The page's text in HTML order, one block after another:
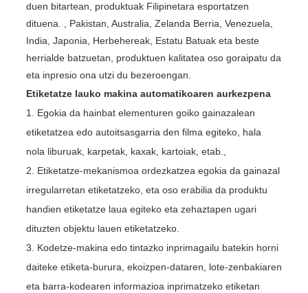
duen bitartean, produktuak Filipinetara esportatzen
dituena. , Pakistan, Australia, Zelanda Berria, Venezuela,
India, Japonia, Herbehereak, Estatu Batuak eta beste
herrialde batzuetan, produktuen kalitatea oso goraipatu da
eta inpresio ona utzi du bezeroengan.
Etiketatze lauko makina automatikoaren aurkezpena
1. Egokia da hainbat elementuren goiko gainazalean
etiketatzea edo autoitsasgarria den filma egiteko, hala
nola liburuak, karpetak, kaxak, kartoiak, etab.,
2. Etiketatze-mekanismoa ordezkatzea egokia da gainazal
irregularretan etiketatzeko, eta oso erabilia da produktu
handien etiketatze laua egiteko eta zehaztapen ugari
dituzten objektu lauen etiketatzeko.
3. Kodetze-makina edo tintazko inprimagailu batekin horni
daiteke etiketa-burura, ekoizpen-dataren, lote-zenbakiaren
eta barra-kodearen informazioa inprimatzeko etiketan